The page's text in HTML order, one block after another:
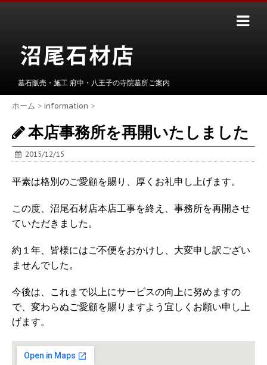
墓石販売・施工 府中・八王子の寺院墓所ご案内
ホーム > information >
本店事務所を再開いたしました
2015/12/15
平素は格別のご愛顧を賜り、厚くお礼申し上げます。
この度、沼尾石材店本店工事を終え、事務所を再開させ
ていただきました。
約１年、皆様にはご不便をおかけし、大変申し訳ござい
ませんでした。
今後は、これまで以上にサービスの向上に努めますの
で、変わらぬご愛顧を賜りますよう宜しくお願い申し上
げます。